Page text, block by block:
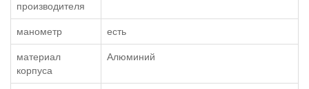
производителя
манометр есть
материал
корпуса
Алюминий